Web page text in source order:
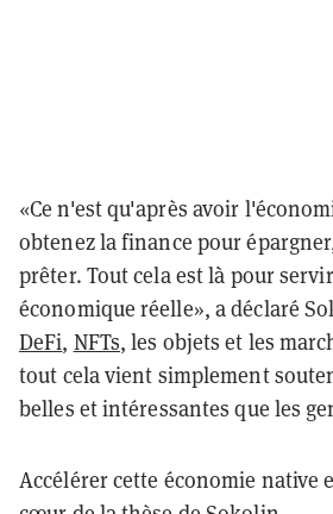
«Ce n'est qu'après avoir
obtenez la finance pour
prêter. Tout cela est là pour
économique réelle», a déclaré
DeFi, NFTs, les objets et les
tout cela vient simplement
belles et intéressantes que les
Accélérer cette économie native